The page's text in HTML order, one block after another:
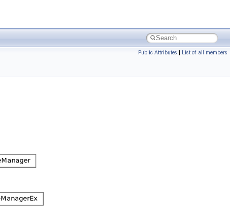
Public Attributes | List of all members